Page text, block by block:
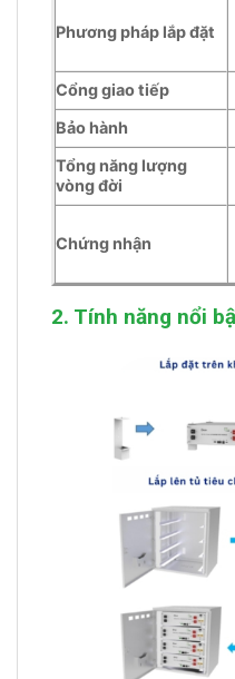
Phương pháp lắp đặt
Cổng giao tiếp
Bảo hành
Tổng năng lượng
vòng đời
Chứng nhận
2. Tính năng nổi